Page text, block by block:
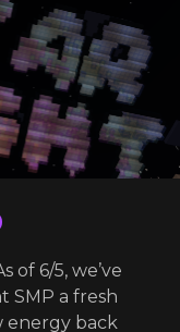
of 6/5, we’ve
SMP a fresh
energy back